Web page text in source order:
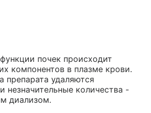
почек происходит
компонентов в плазме крови.
препарата удаляются
незначительные количества -
диализом.